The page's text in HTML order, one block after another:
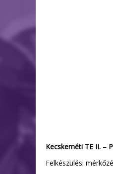
Kecskeméti TE II. –
Felkészülési